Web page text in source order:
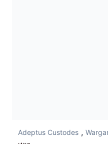
Adeptus Custodes ,